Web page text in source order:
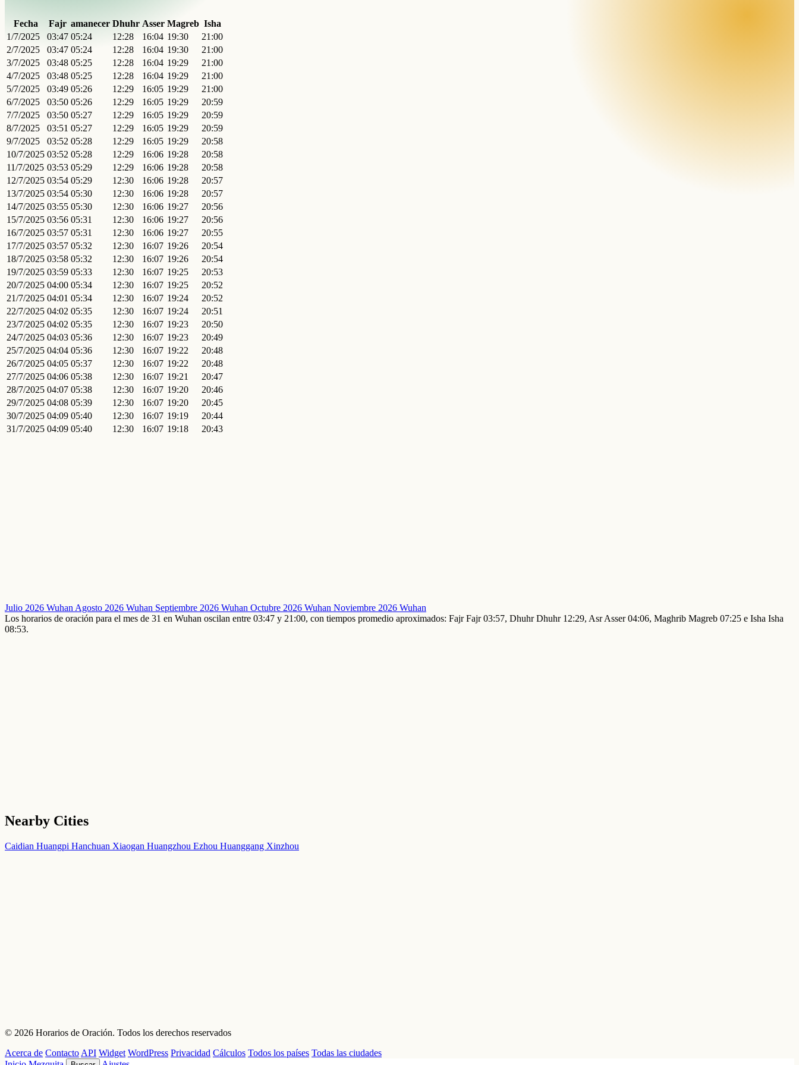
Fecha Fajr amanecer Dhuhr Asser Magreb Isha
1/7/2025
03:47 05:24 12:28 16:04 19:30
21:00
2/7/2025
03:47 05:24 12:28 16:04 19:30
21:00
3/7/2025
03:48 05:25 12:28 16:04 19:29
21:00
4/7/2025
03:48 05:25 12:28 16:04 19:29
21:00
5/7/2025
03:49 05:26 12:29 16:05 19:29
21:00
6/7/2025
03:50 05:26 12:29 16:05 19:29
20:59
7/7/2025
03:50 05:27 12:29 16:05 19:29
20:59
8/7/2025
03:51 05:27 12:29 16:05 19:29
20:59
9/7/2025
03:52 05:28 12:29 16:05 19:29
20:58
10/7/2025 03:52 05:28 12:29 16:06 19:28
20:58
11/7/2025 03:53 05:29 12:29 16:06 19:28
20:58
12/7/2025 03:54 05:29 12:30 16:06 19:28
20:57
13/7/2025 03:54 05:30 12:30 16:06 19:28
20:57
14/7/2025 03:55 05:30 12:30 16:06 19:27
20:56
15/7/2025 03:56 05:31 12:30 16:06 19:27
20:56
16/7/2025 03:57 05:31 12:30 16:06 19:27
20:55
17/7/2025 03:57 05:32 12:30 16:07 19:26
20:54
18/7/2025 03:58 05:32 12:30 16:07 19:26
20:54
19/7/2025 03:59 05:33 12:30 16:07 19:25
20:53
20/7/2025 04:00 05:34 12:30 16:07 19:25
20:52
21/7/2025 04:01 05:34 12:30 16:07 19:24
20:52
22/7/2025 04:02 05:35 12:30 16:07 19:24
20:51
23/7/2025 04:02 05:35 12:30 16:07 19:23
20:50
24/7/2025 04:03 05:36 12:30 16:07 19:23
20:49
25/7/2025 04:04 05:36 12:30 16:07 19:22
20:48
26/7/2025 04:05 05:37 12:30 16:07 19:22
20:48
27/7/2025 04:06 05:38 12:30 16:07 19:21
20:47
28/7/2025 04:07 05:38 12:30 16:07 19:20
20:46
29/7/2025 04:08 05:39 12:30 16:07 19:20
20:45
30/7/2025 04:09 05:40 12:30 16:07 19:19
20:44
31/7/2025 04:09 05:40 12:30 16:07 19:18 20:43
Julio 2026 Wuhan Agosto 2026 Wuhan Septiembre 2026 Wuhan Octubre 2026 Wuhan Noviembre 2026 Wuhan
Los horarios de oración para el mes de 31 en Wuhan oscilan entre 03:47 y 21:00, con tiempos promedio aproximados: Fajr Fajr 03:57, Dhuhr Dhuhr 12:29, Asr Asser 04:06, Maghrib Magreb 07:25 e Isha Isha
08:53.
Nearby Cities
Caidian Huangpi Hanchuan Xiaogan Huangzhou Ezhou Huanggang Xinzhou
© 2026 Horarios de Oración. Todos los derechos reservados
Acerca de Contacto API Widget WordPress Privacidad Cálculos Todos los países Todas las ciudades